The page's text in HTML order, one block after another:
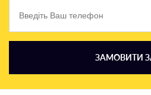
ЗАМОВИТИ